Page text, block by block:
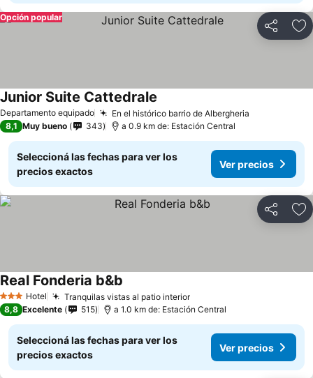
Compartir
Opción popular
Departamento equipado En el histórico barrio de Albergheria
Junior Suite Cattedrale
8,1 Muy bueno 343 a 0.9 km de: Estación Central
Seleccioná las fechas para ver los
precios exactos
Ver precios
Compartir
3 Estrellas
Hotel Tranquilas vistas al patio interior
Real Fonderia b&b
8,8 Excelente 515 a 1.0 km de: Estación Central
Seleccioná las fechas para ver los
precios exactos
Ver precios